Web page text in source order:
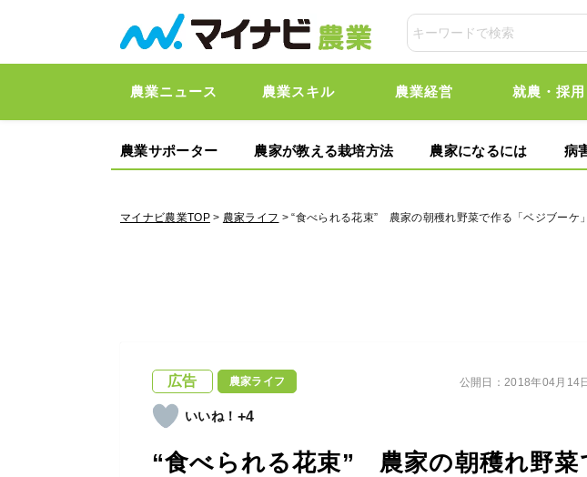
農業ニュース 農業スキル 農業経営 就農・採用
農業サポーター 農家が教える栽培方法 農家になるには 病
マイナビ農業TOP> 農家ライフ > “食べられる花束” 農家の朝穫れ野菜で作る「ベジブーケ
広告 農家ライフ
+4
“食べられる花束” 農家の朝穫れ野菜
公開日：2018年04月14日